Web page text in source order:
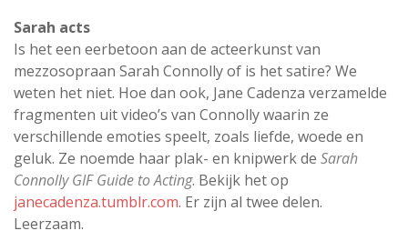
Sarah acts
Is het een eerbetoon aan de acteerkunst van
mezzosopraan Sarah Connolly of is het satire? We
weten het niet. Hoe dan ook, Jane Cadenza verzamelde
fragmenten uit video’s van Connolly waarin ze
verschillende emoties speelt, zoals liefde, woede en
geluk. Ze noemde haar plak- en knipwerk de Sarah
Connolly GIF Guide to Acting. Bekijk het op
janecadenza.tumblr.com. Er zijn al twee delen.
Leerzaam.